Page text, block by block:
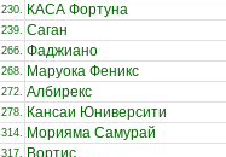
230. КАСА Фортуна
239. Саган
266. Фаджиано
268. Маруока Феникс
272. Албирекс
278. Кансаи Юниверсити
314. Морияма Самурай
317. Вортис